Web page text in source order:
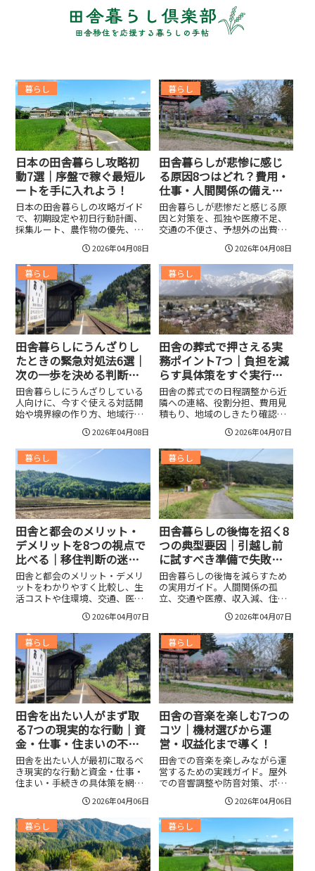
暮らし
日本の田舎暮らし攻略初
動7選｜序盤で稼ぐ最短ル
ートを手に入れよう！
日本の田舎暮らしの攻略ガイド
で、初期設定や初日行動計画、
採集ルート、農作物の優先、
採掘の金策、好感度上げのコ
ツ、倉庫や加工施設の優先度ま
で短時間で成長を加速する実践
的手順を詳しくまとめる。初心
者向けチェックリストや時間帯
別行動指針、クエスト優先順
位、効率的な資源循環で序盤を
乗り切るコツも掲載し、すぐ実
践できるテンプレと優先度表つ
きで迷わず進める。
2026年04月08日
暮らし
田舎暮らしが悲惨に感じ
る原因8つはどれ？費用・
仕事・人間関係の備えで
不安を減らそう！
田舎暮らしが悲惨だと感じる原
因と対策を、孤独や医療不足、
交通の不便さ、予想外の出費な
訳や補助金、リモート仕事や自
治会対処法、修繕積立まで実用
的な準備と判断ポイントを具体
例とチェックリストで示しま
す。具体的な数値例や節約術、
仕事探しのコツも掲載し、後悔
しない移住判断を支えます。
2026年04月08日
暮らし
田舎暮らしにうんざりし
たときの緊急対処法6選｜
次の一歩を決める判断基
準で迷わない！
田舎暮らしにうんざりしている
人向けに、今すぐ使える対話開
始や境界線の作り方、地域行事
の選別、短期退避や移住・二拠
点生活の実務、仕事や収入の多
様化、相談先リストと判断軸ま
で具体的な行動プランと心理的
負担を減らす実践的テクニック
をわかりやすく整理。各ステッ
プのチェックリスト付きで安心
して次の一歩を決められるよう
に構成。
2026年04月08日
暮らし
田舎の葬式で押さえる実
務ポイント7つ｜負担を減
らす具体策をすぐ実行で
きる！
田舎の葬式での日程調整から近
隣への連絡、役割分担、費用見
積もり、地域のしきたり確認、
当日の進行管理まで、香典慣習
や弔問対応、会食準備も含めた
実務的な手順を丁寧に解説。家
族葬や葬儀社一任、式の簡素
化、オンライン参列など負担を
減らす具体策とすぐ使えるチェ
ックリスト、費用の目安や連絡
文の例文付きで初めての人も安
心
2026年04月07日
暮らし
田舎と都会のメリット・
デメリットを8つの視点で
比べる｜移住判断の迷い
を消す基準を提示！
田舎と都会のメリット・デメリ
ットをわかりやすく比較し、生
活コストや住環境、交通、医
療、教育、子育て、仕事、自然
といった重要ポイントを整理。
都会の利便性や田舎の自然、子
育てや老後の向き不向きまで、
ケース別の比較と移住チェック
リストで判断を後押しします。
2026年04月07日
暮らし
田舎暮らしの後悔を招く8
つの典型要因｜引越し前
に試すべき準備で失敗を
避けよう！
田舎暮らしの後悔を減らすため
の実用ガイド。人間関係の孤
立、交通や医療、収入減、住
居・光熱の落とし穴を具体例で
解説し、移住前のお試しや生活
費試算、補助金活用、近隣関係
づくり、退出策まで実践的に示
す。住まい選びのチェックポイ
ントや暖房・通信対策、医療機
関リサーチ、仕事・副業の見つ
け方、税制優遇や空き家補修補
助の活用法まで、後悔しない移
住を目指す全方位の実践アドバ
イスを収録。
2026年04月07日
暮らし
田舎を出たい人がまず取
る7つの現実的な行動｜資
金・仕事・住まいの不安
を減らして着実に移住を
成功させる！
田舎を出たい人が最初に取るべ
き現実的な行動と資金・仕事・
住まい・手続きの具体策を網
羅。現金確保や生活費試算、短
期移住での検証、助成金や費用
節約法、求人サイトと転職エー
ジェントの使い分け、オンライ
ン内見や契約チェック、退職タ
イミング調整まで、実行しやす
いチェックリスト付きで案内。
2026年04月06日
暮らし
田舎の音楽を楽しむ7つの
コツ｜機材選びから運
営・収益化まで導く！
田舎での音楽を楽しみながら運
営するための実践ガイド。屋外
での音響調整や防音対策、ポー
タブルスピーカーやバッテリー
パックなど機材選び、許可申請
や音量管理、地域連携、収益化
の具体策と5つの即実行項目をわ
かりやすく紹介。
2026年04月06日
暮らし 暮らし